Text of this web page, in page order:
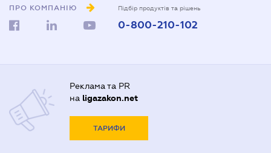
ПРО КОМПАНІЮ Підбір продуктів та рішень
0-800-210-102
Реклама та PR
на ligazakon.net
ТАРИФИ